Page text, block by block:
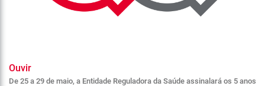
Ouvir
De 25 a 29 de maio, a Entidade Reguladora da Saúde assinalará os 5 anos